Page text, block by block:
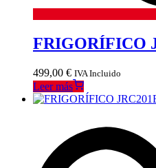
FRIGORÍFICO
499,00 € IVA Incluido
Leer más